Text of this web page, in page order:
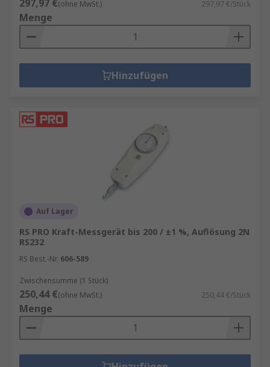
297,97 €(ohne MwSt.) 297,97 €/Stück
Menge
Hinzufügen
Auf Lager
RS PRO Kraft-Messgerät bis 200 / ±1 %, Auflösung 2N
RS232
RS Best.-Nr. 606-589
Zwischensumme (1 Stück)
250,44 €(ohne MwSt.) 250,44 €/Stück
Menge